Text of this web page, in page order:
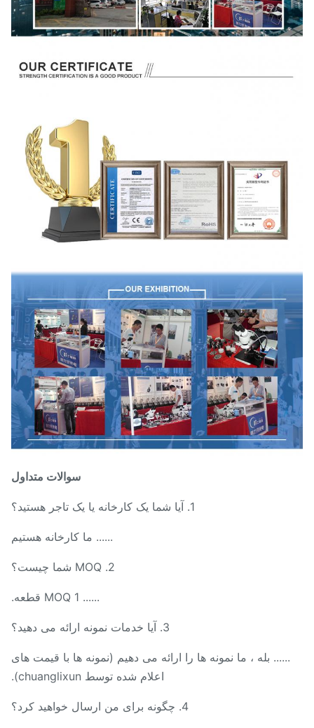
سوالات متداول
...... ما کارخانه هستیم
...... بله ، ما نمونه ها را ارائه می دهیم (نمونه ها با قیمت های
اعلام شده توسط chuanglixun).